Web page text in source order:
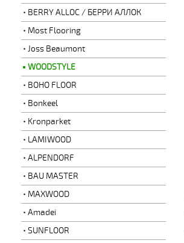
BERRY ALLOC / БЕРРИ АЛЛОК
Most Flooring
Joss Beaumont
WOODSTYLE
BOHO FLOOR
Bonkeel
Kronparket
LAMIWOOD
ALPENDORF
BAU MASTER
MAXWOOD
Amadei
SUNFLOOR